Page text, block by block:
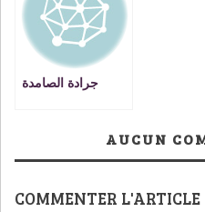
جرادة الصامدة
AUCUN
COMMENTER L'ARTICLE